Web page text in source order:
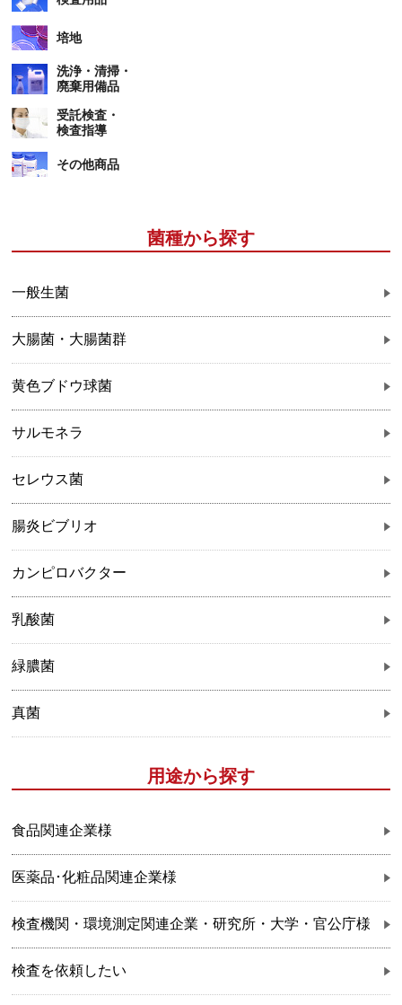
培地
洗浄・清掃・
廃棄用備品
受託検査・
検査指導
その他商品
菌種から探す
一般生菌
大腸菌・大腸菌群
黄色ブドウ球菌
サルモネラ
セレウス菌
腸炎ビブリオ
カンピロバクター
乳酸菌
緑膿菌
真菌
用途から探す
食品関連企業様
医薬品･化粧品関連企業様
検査機関・環境測定関連企業・研究所・大学・官公庁様
検査を依頼したい